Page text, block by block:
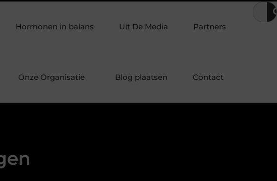
Hormonen in balans Uit De Media Partners
Onze Organisatie Blog plaatsen Contact